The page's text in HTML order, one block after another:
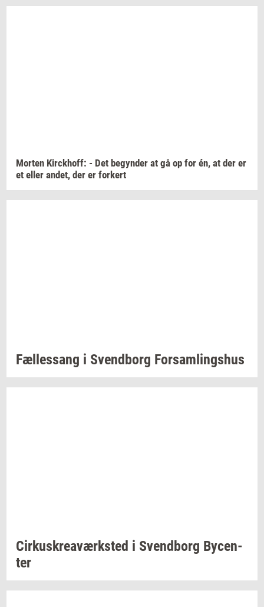
Mor­ten Kirck­hoff: - Det be­gyn­der at gå op for én, at der er
et eller andet, der er for­kert
Fæl­les­sang i Svend­borg For­sam­lings­hus
Cir­kuskrea­værk­sted i Svend­borg By­cen­
ter